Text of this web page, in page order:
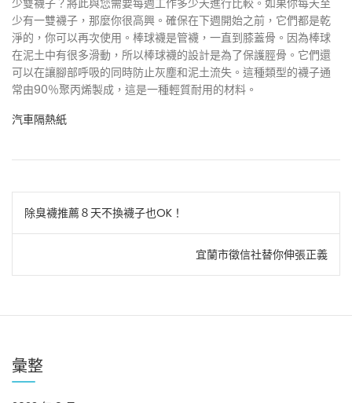
少雙襪子？將此與您需要每週工作多少天進行比較。如果你每天至
少有一雙襪子，那麼你很高興。確保在下週開始之前，它們都是乾
淨的，你可以再次使用。棒球襪是管襪，一直到膝蓋骨。因為棒球
在泥土中有很多滑動，所以棒球襪的設計是為了保護脛骨。它們還
可以在讓腳部呼吸的同時防止灰塵和泥土流失。這種類型的襪子通
常由90％聚丙烯製成，這是一種輕質耐用的材料。
汽車隔熱紙
文
章
導
覽
除臭襪推薦８天不換襪子也OK！
宜蘭市徵信社替你伸張正義
彙整